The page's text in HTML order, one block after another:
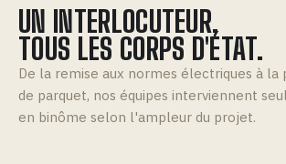
UN INTERLOCUTEUR,
TOUS LES CORPS D'ÉTAT.
De la remise aux normes électriques à la
de parquet, nos équipes interviennent
en binôme selon l'ampleur du projet.